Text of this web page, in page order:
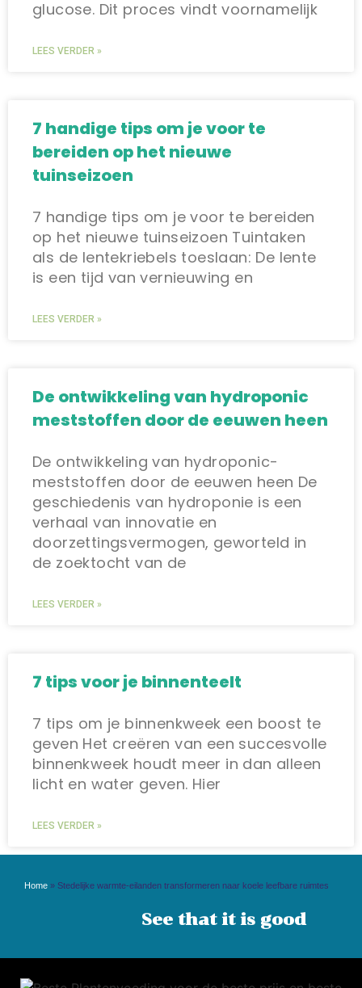
glucose. Dit proces vindt voornamelijk
LEES VERDER »
7 handige tips om je voor te
bereiden op het nieuwe
tuinseizoen
7 handige tips om je voor te bereiden
op het nieuwe tuinseizoen Tuintaken
als de lentekriebels toeslaan: De lente
is een tijd van vernieuwing en
LEES VERDER »
De ontwikkeling van hydroponic
meststoffen door de eeuwen heen
De ontwikkeling van hydroponic-
meststoffen door de eeuwen heen De
geschiedenis van hydroponie is een
verhaal van innovatie en
doorzettingsvermogen, geworteld in
de zoektocht van de
LEES VERDER »
7 tips voor je binnenteelt
7 tips om je binnenkweek een boost te
geven Het creëren van een succesvolle
binnenkweek houdt meer in dan alleen
licht en water geven. Hier
LEES VERDER »
Home » Stedelijke warmte-eilanden transformeren naar koele leefbare ruimtes
See that it is good